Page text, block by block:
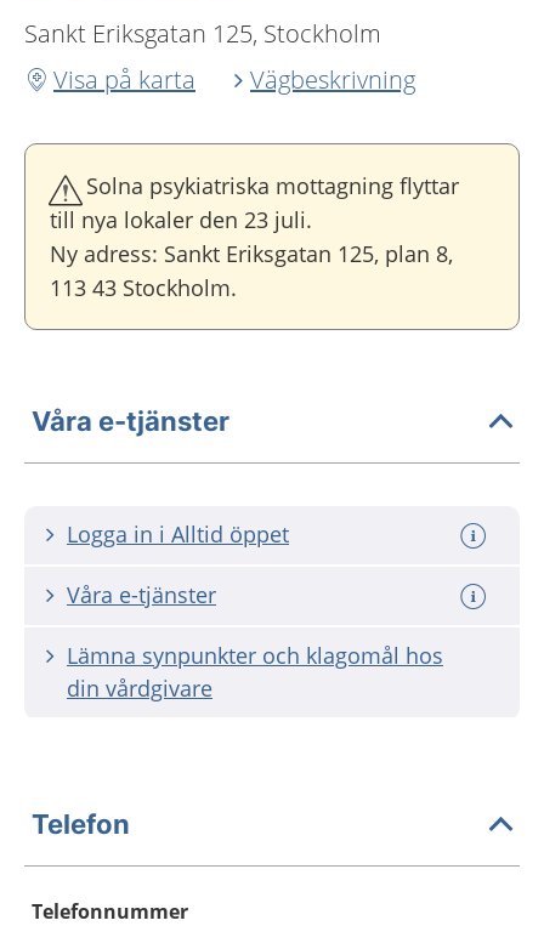
Sankt Eriksgatan 125, Stockholm
Visa på karta
Vägbeskrivning
Solna psykiatriska mottagning flyttar
till nya lokaler den 23 juli.
Ny adress: Sankt Eriksgatan 125, plan 8,
113 43 Stockholm.
Våra e-tjänster
Logga in i Alltid öppet
Våra e-tjänster
Lämna synpunkter och klagomål hos
din vårdgivare
Telefon
Telefonnummer